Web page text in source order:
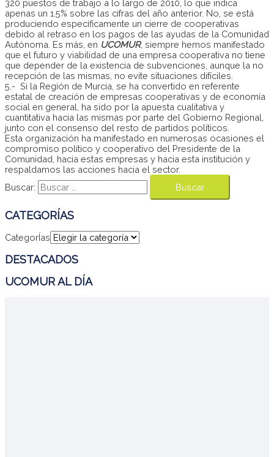
320 puestos de trabajo a lo largo de 2010, lo que indica
apenas un 1.5% sobre las cifras del año anterior. No, se está
produciendo específicamente un cierre de cooperativas
debido al retraso en los pagos de las ayudas de la Comunidad
Autónoma. Es más, en UCOMUR, siempre hemos manifestado
que el futuro y viabilidad de una empresa cooperativa no tiene
que depender de la existencia de subvenciones, aunque la no
recepción de las mismas, no evite situaciones difíciles.
5.- Si la Región de Murcia, se ha convertido en referente
estatal de creación de empresas cooperativas y de economía
social en general, ha sido por la apuesta cualitativa y
cuantitativa hacia las mismas por parte del Gobierno Regional,
junto con el consenso del resto de partidos políticos.
Esta organización ha manifestado en numerosas ocasiones el
compromiso político y cooperativo del Presidente de la
Comunidad, hacia estas empresas y hacia esta institución y
respaldamos las acciones hacia el sector.
Buscar:
CATEGORÍAS
CategorÍas
DESTACADOS
UCOMUR AL DÍA